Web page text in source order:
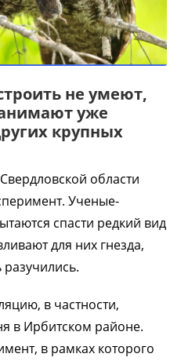
не умеют,
уже
крупных
области
Ученые-
спасти редкий вид
для них гнезда,
в частности,
в Ирбитском районе.
в рамках которого